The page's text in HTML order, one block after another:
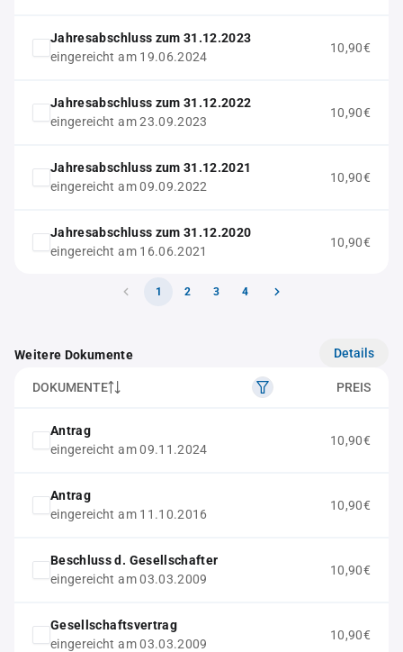
Jahresabschluss zum 31.12.2023
eingereicht am 19.06.2024
10,90€
Jahresabschluss zum 31.12.2022
eingereicht am 23.09.2023
10,90€
Jahresabschluss zum 31.12.2021
eingereicht am 09.09.2022
10,90€
Jahresabschluss zum 31.12.2020
eingereicht am 16.06.2021
10,90€
1 2 3 4
Weitere Dokumente Details
DOKUMENTE PREIS
Antrag
eingereicht am 09.11.2024
10,90€
Antrag
eingereicht am 11.10.2016
10,90€
Beschluss d. Gesellschafter
eingereicht am 03.03.2009
10,90€
Gesellschaftsvertrag
eingereicht am 03.03.2009
10,90€